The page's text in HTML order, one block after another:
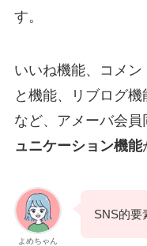
す。
いいね機能、コメ
と機能、リブログ
など、アメーバ会
ュニケーション機能
よめちゃん
SNS的要